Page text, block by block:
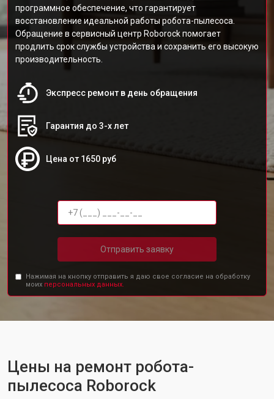
программное обеспечение, что гарантирует
восстановление идеальной работы робота-пылесоса.
Обращение в сервисный центр Roborock помогает
продлить срок службы устройства и сохранить его высокую
производительность.
Экспресс ремонт в день обращения
Гарантия до 3-х лет
Цена от 1650 руб
Отправить заявку
Нажимая на кнопку отправить я даю свое согласие на обработку
моих персональных данных.
Цены на ремонт робота-
пылесоса Roborock